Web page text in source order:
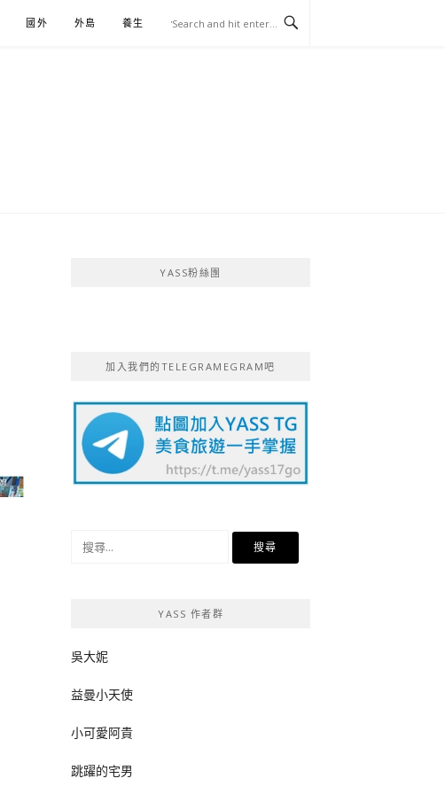
國外 外島 養生 伴手禮
YASS粉絲團
加入我們的TELEGRAMEGRAM吧
YASS 作者群
吳大妮
益曼小天使
小可愛阿貴
跳躍的宅男